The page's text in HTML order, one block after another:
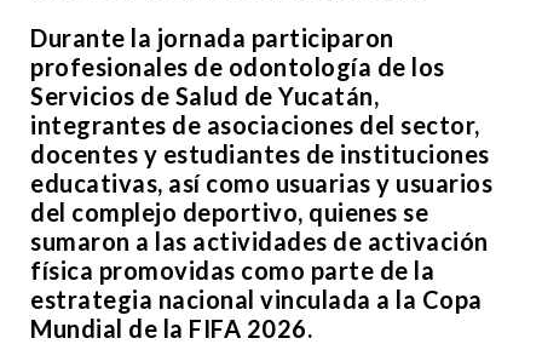
Durante la jornada participaron
profesionales de odontología de los
Servicios de Salud de Yucatán,
integrantes de asociaciones del sector,
docentes y estudiantes de instituciones
educativas, así como usuarias y usuarios
del complejo deportivo, quienes se
sumaron a las actividades de activación
física promovidas como parte de la
estrategia nacional vinculada a la Copa
Mundial de la FIFA 2026.